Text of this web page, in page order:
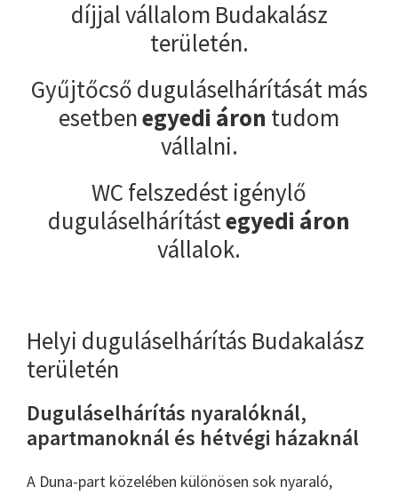
díjjal vállalom Budakalász
területén.
Gyűjtőcső duguláselhárítását más
esetbenegyedi áron tudom
vállalni.
WC felszedést igénylő
duguláselhárítástegyedi áron
vállalok.
Helyi duguláselhárítás Budakalász
területén
Duguláselhárítás nyaralóknál,
apartmanoknál és hétvégi házaknál
A Duna-part közelében különösen sok nyaraló,